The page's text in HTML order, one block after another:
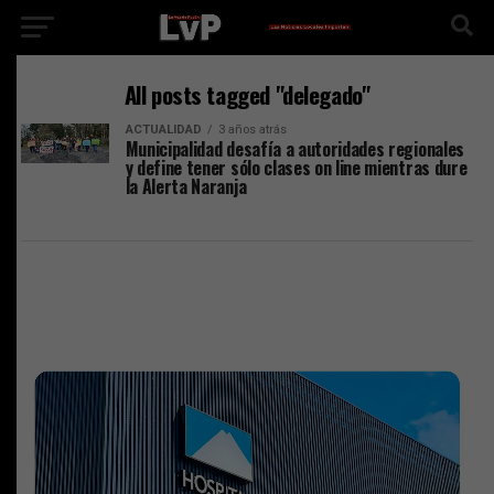
All posts tagged "delegado"
ACTUALIDAD 3 años atrás
Municipalidad desafía a autoridades regionales
y define tener sólo clases on line mientras dure
la Alerta Naranja